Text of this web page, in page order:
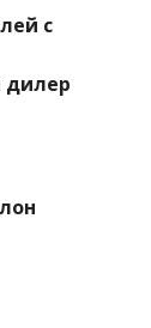
с
дилер